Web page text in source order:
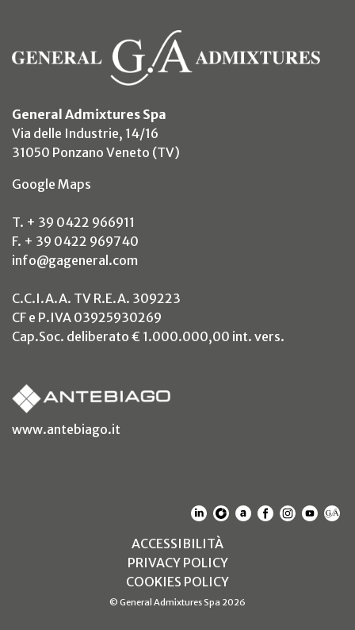
General Admixtures Spa
Via delle Industrie, 14/16
31050 Ponzano Veneto (TV)
Google Maps
T. + 39 0422 966911
F. + 39 0422 969740
info@gageneral.com
C.C.I.A.A. TV R.E.A. 309223
CF e P.IVA 03925930269
Cap.Soc. deliberato € 1.000.000,00 int. vers.
www.antebiago.it
(SI APRE IN UN NUOVO
(SI APRE IN UN
(SI APRE IN UN
(SI APRE IN
(SI APRE
(SI
ACCESSIBILITÀ(SI APRE IN UN
PRIVACY POLICY(SI APRE IN UN
COOKIES POLICY(SI APRE IN UN
© General Admixtures Spa 2026